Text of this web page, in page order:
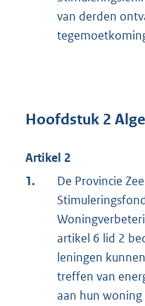
van derden
Hoofdstuk 2
Artikel 2
1.
De Provincie
artikel 6 lid 2
leningen
treffen van
aan hun